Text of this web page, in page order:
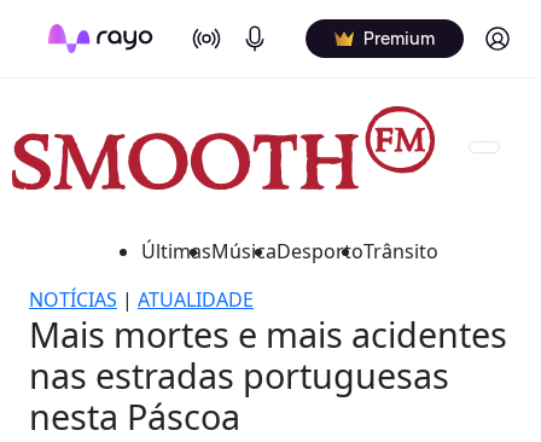
On Air Podcasts Premium Log in
ÚltimasMúsicaDesportoTrânsito
NOTÍCIAS | ATUALIDADE
Mais mortes e mais acidentes
nas estradas portuguesas
nesta Páscoa